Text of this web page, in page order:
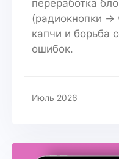
переработка
(радиокнопки →
капчи и борьба
ошибок.
Июль 2026